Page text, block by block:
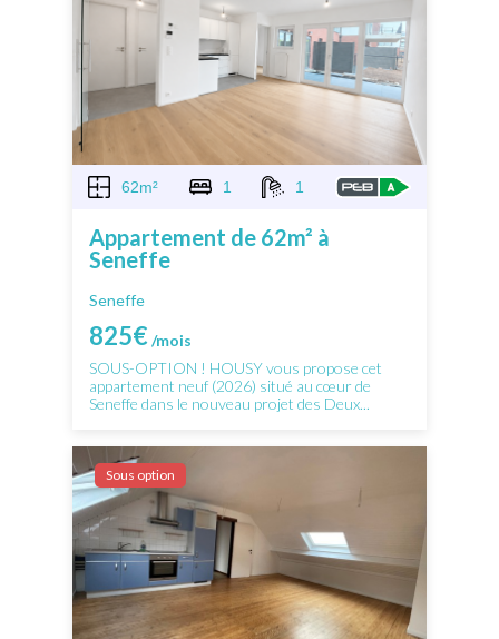
62m² 1 1
Appartement de 62m² à
Seneffe
Seneffe
825€/mois
SOUS-OPTION ! HOUSY vous propose cet
appartement neuf (2026) situé au cœur de
Seneffe dans le nouveau projet des Deux...
Sous option